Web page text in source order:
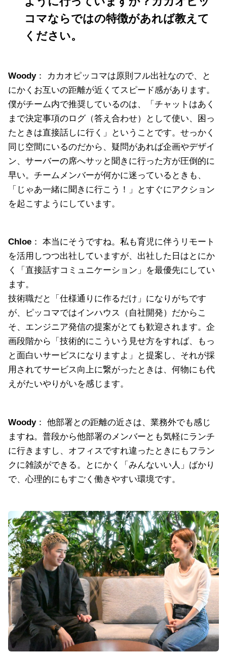
コマならではの特徴があれば教えて
ください。
Woody： カカオピッコマは原則フル出社なので、と
にかくお互いの距離が近くてスピード感があります。
僕がチーム内で推奨しているのは、「チャットはあく
まで決定事項のログ（答え合わせ）として使い、困っ
たときは直接話しに行く」ということです。せっかく
同じ空間にいるのだから、疑問があれば企画やデザイ
ン、サーバーの席へサッと聞きに行った方が圧倒的に
早い。チームメンバーが何かに迷っているときも、
「じゃあ一緒に聞きに行こう！」とすぐにアクション
を起こすようにしています。
Chloe ： 本当にそうですね。私も育児に伴うリモート
を活用しつつ出社していますが、出社した日はとにか
く「直接話すコミュニケーション」を最優先にしてい
ます。
技術職だと「仕様通りに作るだけ」になりがちです
が、ピッコマではインハウス（自社開発）だからこ
そ、エンジニア発信の提案がとても歓迎されます。企
画段階から「技術的にこういう見せ方をすれば、もっ
と面白いサービスになりますよ」と提案し、それが採
用されてサービス向上に繋がったときは、何物にも代
えがたいやりがいを感じます。
Woody： 他部署との距離の近さは、業務外でも感じ
ますね。普段から他部署のメンバーとも気軽にランチ
に行きますし、オフィスですれ違ったときにもフラン
クに雑談ができる。とにかく「みんないい人」ばかり
で、心理的にもすごく働きやすい環境です。